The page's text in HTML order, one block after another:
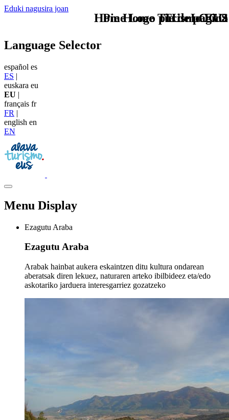
Eduki nagusira joan
TU - LOGO
Language Selector
español es
ES |
euskara eu
EU |
français fr
FR |
english en
EN
Menu Display
Ezagutu Araba
Ezagutu Araba
Arabak hainbat aukera eskaintzen ditu kultura ondarean
aberatsak diren lekuez, naturaren arteko ibilbideez eta/edo
askotariko jarduera interesgarriez gozatzeko
Home Logo pie de página
Pie Home Turismo EUS